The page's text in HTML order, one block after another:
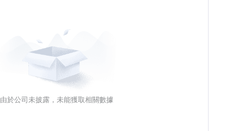
由於公司未披露，未能獲取相關數據